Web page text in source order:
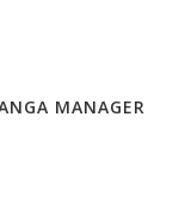
MANAGER